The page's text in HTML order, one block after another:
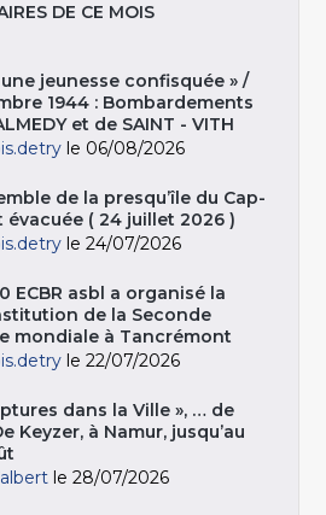
DE CE MOIS
une jeunesse confisquée » /
1944 : Bombardements
et de SAINT - VITH
le 06/08/2026
de la presqu’île du Cap-
évacuée ( 24 juillet 2026 )
le 24/07/2026
ECBR asbl a organisé la
de la Seconde
mondiale à Tancrémont
le 22/07/2026
dans la Ville », … de
Keyzer, à Namur, jusqu’au
le 28/07/2026